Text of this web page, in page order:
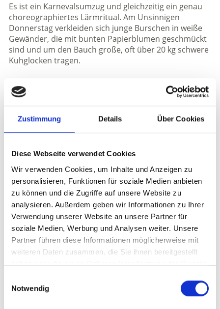
Zustimmung Details Über Cookies
Diese Webseite verwendet Cookies
Wir verwenden Cookies, um Inhalte und Anzeigen zu
personalisieren, Funktionen für soziale Medien anbieten
zu können und die Zugriffe auf unsere Website zu
analysieren. Außerdem geben wir Informationen zu Ihrer
Verwendung unserer Website an unsere Partner für
soziale Medien, Werbung und Analysen weiter. Unsere
Partner führen diese Informationen möglicherweise mit
weiteren Daten zusammen, die Sie ihnen bereitgestellt
haben oder die sie im Rahmen Ihrer Nutzung der Dienste
Notwendig
Es ist ein Karnevalsumzug und gleichzeitig ein genau
choreographiertes Lärmritual. Am Unsinnigen
Donnerstag verkleiden sich junge Burschen in weiße
Gewänder, die mit bunten Papierblumen geschmückt
sind und um den Bauch große, oft über 20 kg schwere
Kuhglocken tragen.
Informationen
http://www.prad.info
Anmeldung erforderlich
Anmeldung:keine Anmeldung erforderlich
Veranstaltungsort
Hauptplatz - Prad am Stilfserjoch
Veranstalter
Tourismusverein Prad
Kreuzweg 4c
39026 Prad am Stilfserjoch
office@prad.info